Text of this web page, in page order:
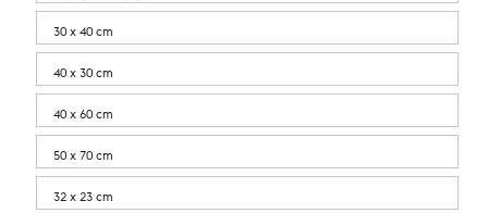
30 x 40 cm
40 x 30 cm
40 x 60 cm
50 x 70 cm
32 x 23 cm